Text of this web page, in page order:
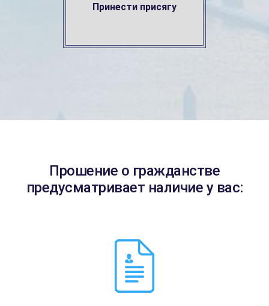
Принести присягу
Прошение о гражданстве
предусматривает наличие у вас: